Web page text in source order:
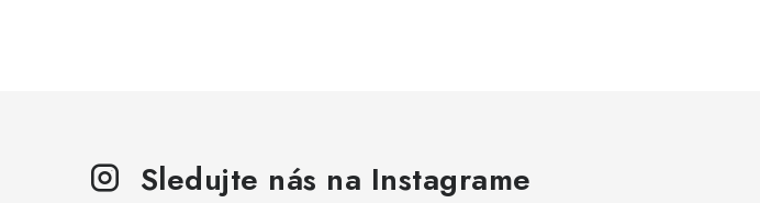
Sledujte nás na Instagrame